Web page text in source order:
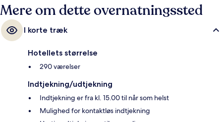
Mere om dette overnatningssted
I korte træk
Hotellets størrelse
290 værelser
Indtjekning/udtjekning
Indtjekning er fra kl. 15.00 til når som helst
Mulighed for kontaktløs indtjekning